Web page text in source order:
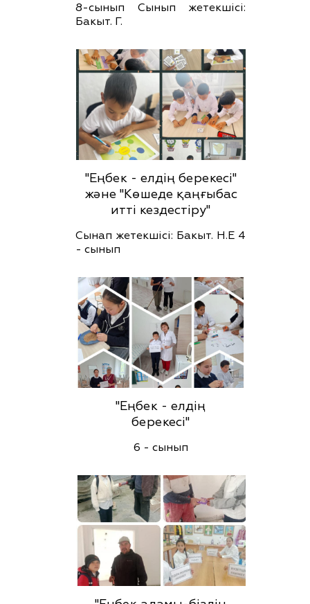
8-сынып Сынып жетекшісі:
Бакыт. Г.
"Еңбек - елдің берекесі"
және "Көшеде қаңғыбас
итті кездестіру"
Сынап жетекшісі: Бакыт. Н.Е 4
- сынып
"Еңбек - елдің
берекесі"
6 - сынып